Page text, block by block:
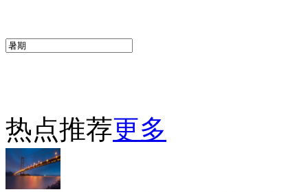
热点推荐更多